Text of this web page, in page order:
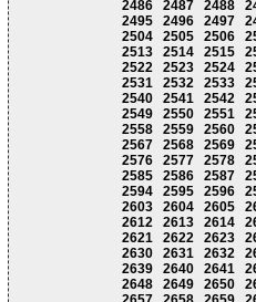
2486
2487 2488
2495
2496 2497
2504
2505 2506
2513
2514 2515
2522
2523 2524
2531
2532 2533
2540
2541 2542
2549
2550 2551
2558
2559 2560
2567
2568 2569
2576
2577 2578
2585
2586 2587
2594
2595 2596
2603
2604 2605
2612
2613 2614
2621
2622 2623
2630
2631 2632
2639
2640 2641
2648
2649 2650